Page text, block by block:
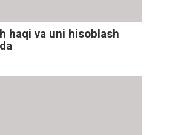
haqi va uni hisoblash